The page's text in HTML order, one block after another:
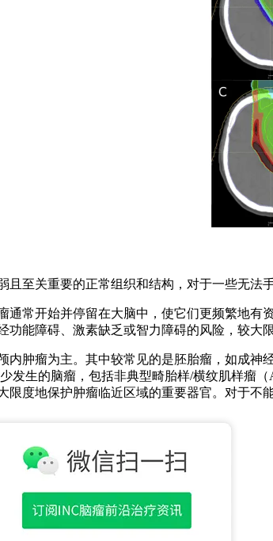
至关重要的正常组织和结构，对于一些无法
常开始并停留在大脑中，使它们更频繁地有
功能障碍、激素缺乏或智力障碍的风险，较大
瘤为主。其中较常见的是胚胎瘤，如成神
发生的脑瘤，包括非典型畸胎样/横纹肌样瘤
限度地保护肿瘤临近区域的重要器官。对于不